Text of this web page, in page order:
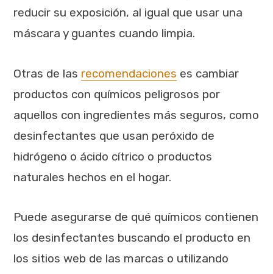
reducir su exposición, al igual que usar una
máscara y guantes cuando limpia.
Otras de las recomendaciones es cambiar
productos con químicos peligrosos por
aquellos con ingredientes más seguros, como
desinfectantes que usan peróxido de
hidrógeno o ácido cítrico o productos
naturales hechos en el hogar.
Puede asegurarse de qué químicos contienen
los desinfectantes buscando el producto en
los sitios web de las marcas o utilizando